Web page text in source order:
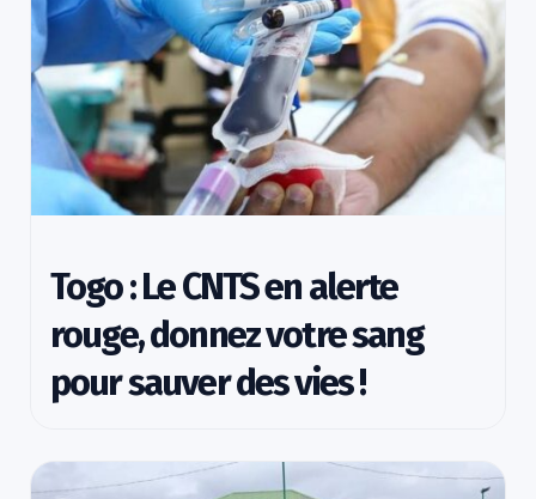
Togo : Le CNTS en alerte
rouge, donnez votre sang
pour sauver des vies !